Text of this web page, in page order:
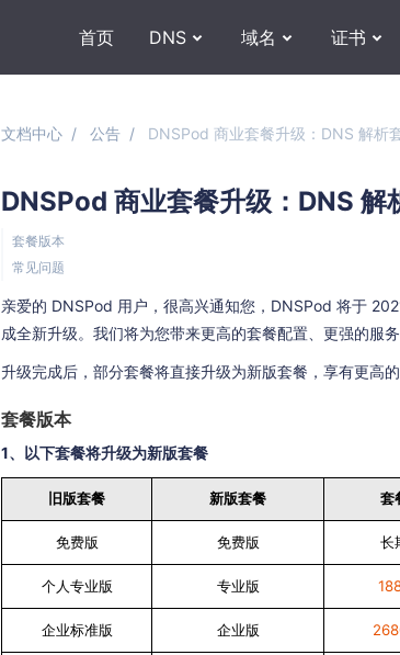
首页 DNS 域名 证书
文档中心 公告 DNSPod 商业套餐升级：DNS 解析
DNSPod 商业套餐升级：DNS 解
‌‌套餐版本
‌‌常见问题
亲爱的 DNSPod 用户，很高兴通知您，DNSPod 将于
成全新升级。我们将为您带来更高的套餐配置、更强的服
升级完成后，部分套餐将直接升级为新版套餐，享有更高
套餐版本
1、以下套餐将升级为新版套餐
旧版套餐 新版套餐 套
免费版 免费版 长
个人专业版 专业版
企业标准版 企业版